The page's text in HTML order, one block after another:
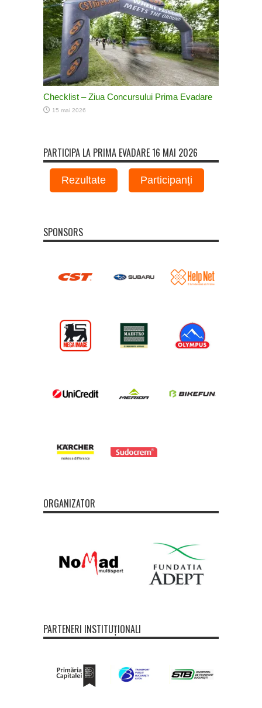
Checklist – Ziua Concursului Prima Evadare
15 mai 2026
PARTICIPA LA PRIMA EVADARE 16 MAI 2026
Rezultate Participanți
SPONSORS
ORGANIZATOR
PARTENERI INSTITUȚIONALI